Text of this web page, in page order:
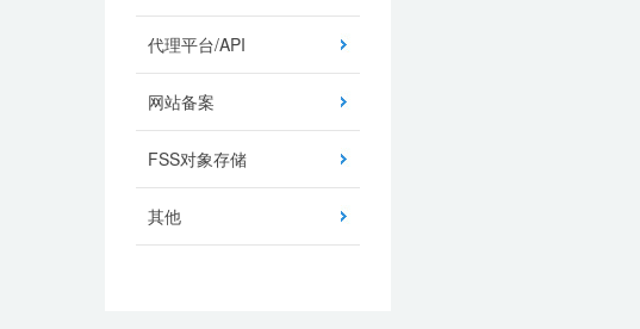
代理平台/API
网站备案
FSS对象存储
其他